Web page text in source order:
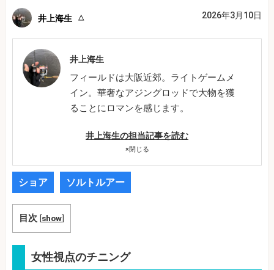
井上海生 2026年3月10日
井上海生
フィールドは大阪近郊。ライトゲームメ
イン。華奢なアジングロッドで大物を獲
ることにロマンを感じます。
井上海生の担当記事を読む
×閉じる
ショア ソルトルアー
目次 [show]
女性視点のチニング